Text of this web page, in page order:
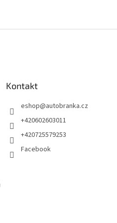
Kontakt
eshop@autobranka.cz
+420602603011
+420725579253
Facebook